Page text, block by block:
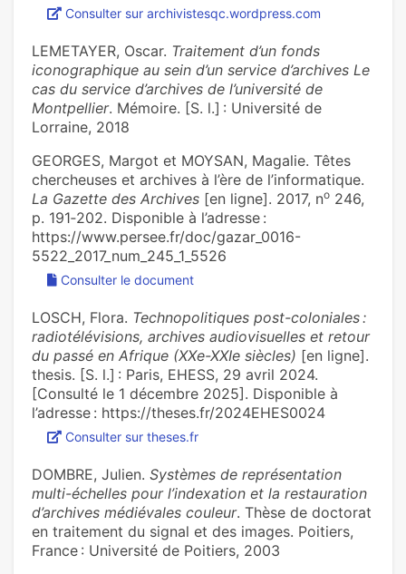
Consulter sur archivistesqc.wordpress.com
LEMETAYER, Oscar. Traitement d’un fonds
iconographique au sein d’un service d’archives Le
cas du service d’archives de l’université de
Montpellier. Mémoire. [S. l.] : Université de
Lorraine, 2018
GEORGES, Margot et MOYSAN, Magalie. Têtes
chercheuses et archives à l’ère de l’informatique.
La Gazette des Archives [en ligne]. 2017, no 246,
p. 191‑202. Disponible à l’adresse :
https://www.persee.fr/doc/gazar_0016-
5522_2017_num_245_1_5526
Consulter le document
LOSCH, Flora. Technopolitiques post-coloniales :
radiotélévisions, archives audiovisuelles et retour
du passé en Afrique (XXe-XXIe siècles) [en ligne].
thesis. [S. l.] : Paris, EHESS, 29 avril 2024.
[Consulté le 1 décembre 2025]. Disponible à
l’adresse : https://theses.fr/2024EHES0024
Consulter sur theses.fr
DOMBRE, Julien. Systèmes de représentation
multi-échelles pour l’indexation et la restauration
d’archives médiévales couleur. Thèse de doctorat
en traitement du signal et des images. Poitiers,
France : Université de Poitiers, 2003